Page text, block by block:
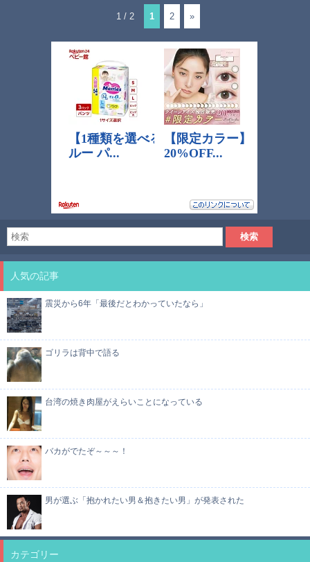
1 / 2 1 2 »
人気の記事
震災から6年「最後だとわかっていたなら」
ゴリラは背中で語る
台湾の焼き肉屋がえらいことになっている
バカがでたぞ～～～！
男が選ぶ「抱かれたい男＆抱きたい男」が発表された
カテゴリー